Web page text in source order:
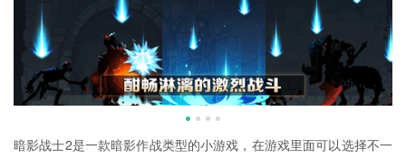
暗影战士2是一款暗影作战类型的小游戏，在游戏里面可以选择不一